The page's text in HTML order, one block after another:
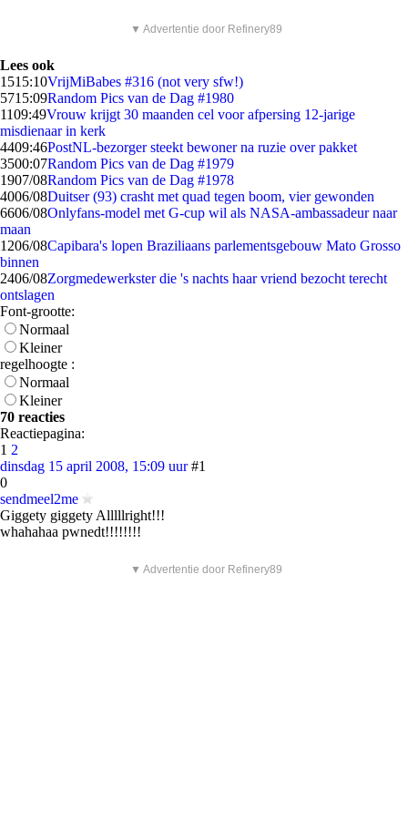
▼ Advertentie door Refinery89
Lees ook
1515:10VrijMiBabes #316 (not very sfw!)
5715:09Random Pics van de Dag #1980
1109:49Vrouw krijgt 30 maanden cel voor afpersing 12-jarige
misdienaar in kerk
4409:46PostNL-bezorger steekt bewoner na ruzie over pakket
3500:07Random Pics van de Dag #1979
1907/08Random Pics van de Dag #1978
4006/08Duitser (93) crasht met quad tegen boom, vier gewonden
6606/08Onlyfans-model met G-cup wil als NASA-ambassadeur naar
maan
1206/08Capibara's lopen Braziliaans parlementsgebouw Mato Grosso
binnen
2406/08Zorgmedewerkster die 's nachts haar vriend bezocht terecht
ontslagen
Font-grootte:
Normaal
Kleiner
regelhoogte :
Normaal
Kleiner
70 reacties
Reactiepagina:
1 2
dinsdag 15 april 2008, 15:09 uur #1
0
sendmeel2me
Giggety giggety Alllllright!!!
whahahaa pwnedt!!!!!!!!
▼ Advertentie door Refinery89